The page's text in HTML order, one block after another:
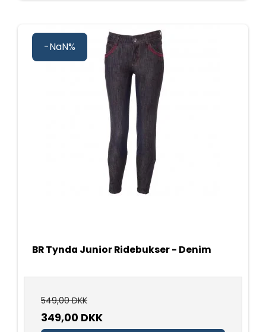
-NaN%
BR Tynda Junior Ridebukser - Denim
549,00 DKK
349,00 DKK